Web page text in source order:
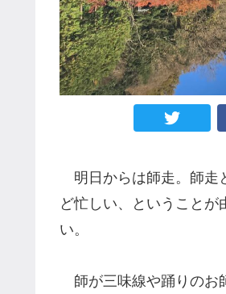
明日からは師走。師走
ど忙しい、ということ
い。
師が三味線や踊りのお